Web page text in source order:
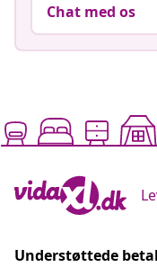
Chat med os
Understøttede